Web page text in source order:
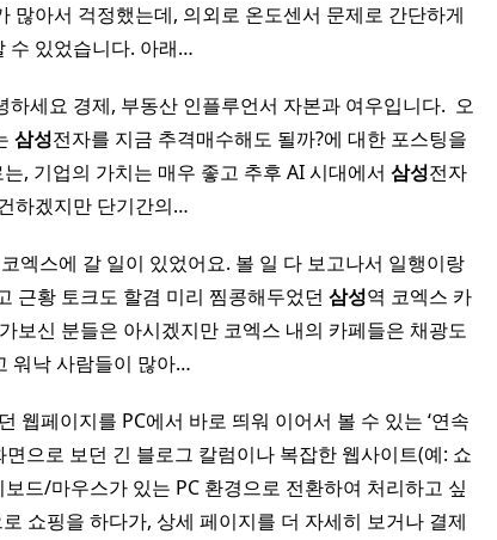
많아서 걱정했는데, 의외로 온도센서 문제로 간단하게
수 있었습니다. 아래…
하세요 경제, 부동산 인플루언서 자본과 여우입니다. ​ 오
삼성전자를 지금 추격매수해도 될까?에 대한 포스팅을
, 기업의 가치는 매우 좋고 추후 AI 시대에서 삼성전자
하겠지만 단기간의…
코엑스에 갈 일이 있었어요. 볼 일 다 보고나서 일행이랑
근황 토크도 할겸 미리 찜콩해두었던 삼성역 코엑스 카
보신 분들은 아시겠지만 코엑스 내의 카페들은 채광도
워낙 사람들이 많아…
웹페이지를 PC에서 바로 띄워 이어서 볼 수 있는 ‘연속
으로 보던 긴 블로그 칼럼이나 복잡한 웹사이트(예: 쇼
드/마우스가 있는 PC 환경으로 전환하여 처리하고 싶
쇼핑을 하다가, 상세 페이지를 더 자세히 보거나 결제